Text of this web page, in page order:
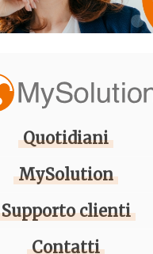
Quotidiani
MySolution
Supporto clienti
Contatti